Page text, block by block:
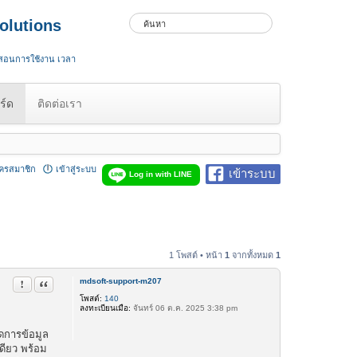
นการใช้งาน เวลา
ด ติดต่อเรา
เข้าระบบ
Log in with LINE
เข้าสู่ระบบ
รสมาชิก
1 โพสต์ • หน้า 1 จากทั้งหมด 1
mdsoft-support-m207
โพสต์: 140
ลงทะเบียนเมื่อ: จันทร์ 06 ต.ค. 2025 3:38 pm
รายงานในข้อความ
อ้างคำพูด
การข้อมูล
ยว พร้อม